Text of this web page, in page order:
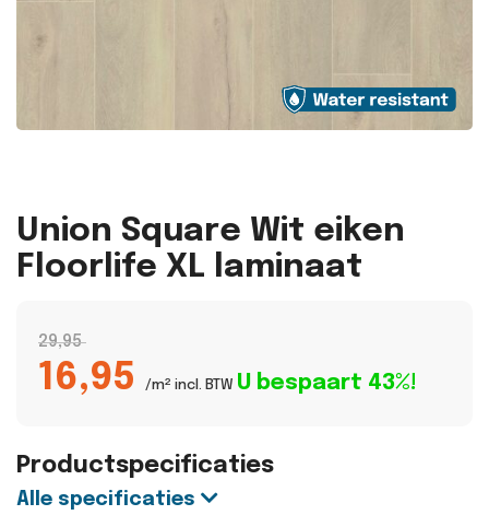
Union Square Wit eiken
Floorlife XL laminaat
29,95
16,95 /m² incl. BTW U bespaart 43%!
Productspecificaties
Alle specificaties